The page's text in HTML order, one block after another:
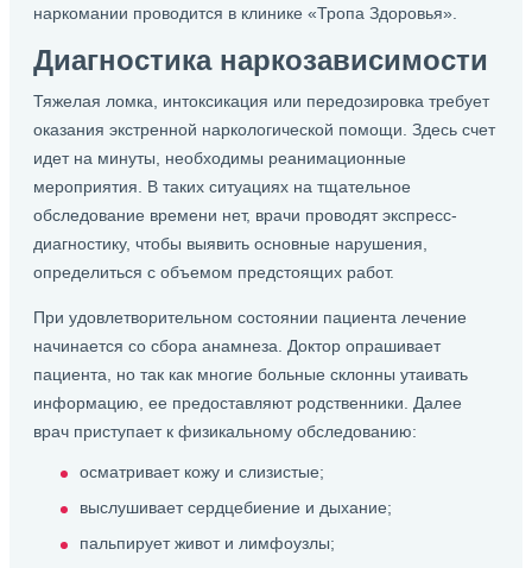
наркомании проводится в клинике «Тропа Здоровья».
Диагностика наркозависимости
Тяжелая ломка, интоксикация или передозировка требует
оказания экстренной наркологической помощи. Здесь счет
идет на минуты, необходимы реанимационные
мероприятия. В таких ситуациях на тщательное
обследование времени нет, врачи проводят экспресс-
диагностику, чтобы выявить основные нарушения,
определиться с объемом предстоящих работ.
При удовлетворительном состоянии пациента лечение
начинается со сбора анамнеза. Доктор опрашивает
пациента, но так как многие больные склонны утаивать
информацию, ее предоставляют родственники. Далее
врач приступает к физикальному обследованию:
осматривает кожу и слизистые;
выслушивает сердцебиение и дыхание;
пальпирует живот и лимфоузлы;